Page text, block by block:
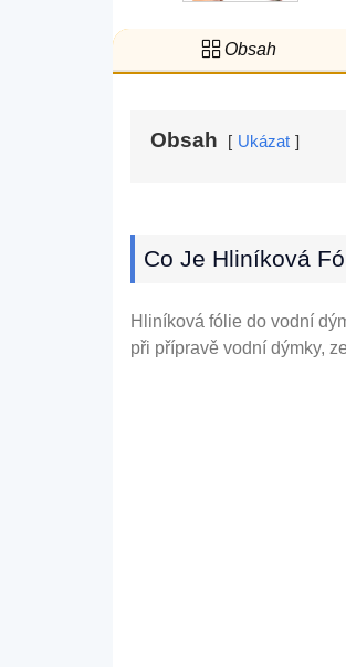
Obsah
Obsah Ukázat
Co Je Hliníková
Hliníková fólie do vodní
při přípravě vodní dýmky,